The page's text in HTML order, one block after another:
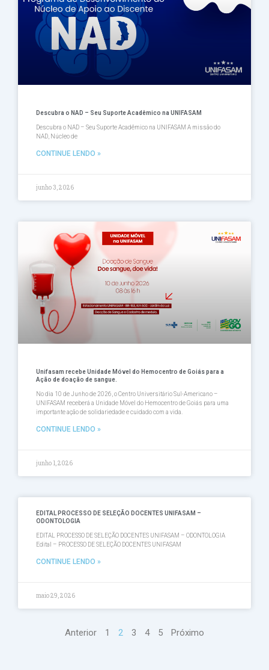
Descubra o NAD – Seu Suporte Acadêmico na UNIFASAM
Descubra o NAD – Seu Suporte Acadêmico na UNIFASAM A missão do
NAD, Núcleo de
CONTINUE LENDO »
junho 3, 2026
Unifasam recebe Unidade Móvel do Hemocentro de Goiás para a
Ação de doação de sangue.
No dia 10 de Junho de 2026, o Centro Universitário Sul-Americano –
UNIFASAM receberá a Unidade Móvel do Hemocentro de Goiás para uma
importante ação de solidariedade e cuidado com a vida.
CONTINUE LENDO »
junho 1, 2026
EDITAL PROCESSO DE SELEÇÃO DOCENTES UNIFASAM –
ODONTOLOGIA
EDITAL PROCESSO DE SELEÇÃO DOCENTES UNIFASAM – ODONTOLOGIA
Edital – PROCESSO DE SELEÇÃO DOCENTES UNIFASAM
CONTINUE LENDO »
maio 29, 2026
Anterior 1 2 3 4 5 Próximo